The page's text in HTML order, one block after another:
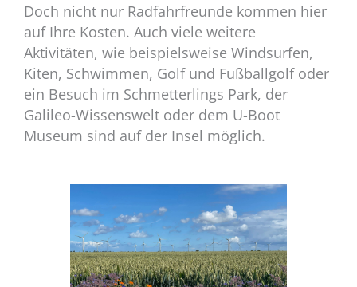
Doch nicht nur Radfahrfreunde kommen hier
auf Ihre Kosten. Auch viele weitere
Aktivitäten, wie beispielsweise Windsurfen,
Kiten, Schwimmen, Golf und Fußballgolf oder
ein Besuch im Schmetterlings Park, der
Galileo-Wissenswelt oder dem U-Boot
Museum sind auf der Insel möglich.